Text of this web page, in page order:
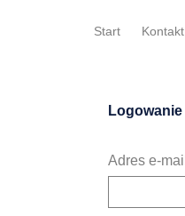
Start Kontakt
Logowanie
Adres e-mail